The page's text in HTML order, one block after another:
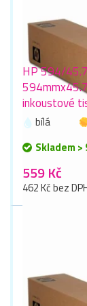
HP 594/
inkoustové
bílá
Skladem >
559 Kč
462 Kč bez